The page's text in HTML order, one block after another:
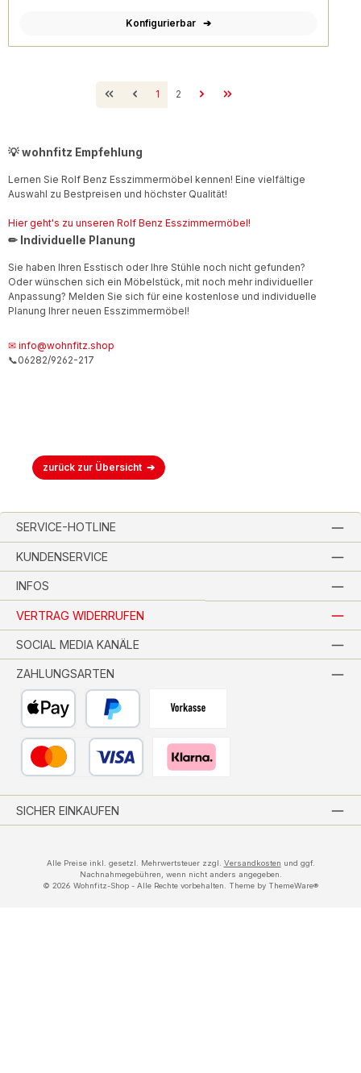
Konfigurierbar
Seite
1 Seite
2
💡 wohnfitz Empfehlung
Lernen Sie Rolf Benz Esszimmermöbel kennen! Eine vielfältige
Auswahl zu Bestpreisen und höchster Qualität!
Hier geht's zu unseren Rolf Benz Esszimmermöbel!
✏ Individuelle Planung
Sie haben Ihren Esstisch oder Ihre Stühle noch nicht gefunden?
Oder wünschen sich ein Möbelstück, mit noch mehr individueller
Anpassung? Melden Sie sich für eine kostenlose und individuelle
Planung Ihrer neuen Esszimmermöbel!
✉ info@wohnfitz.shop
📞06282/9262-217
zurück zur Übersicht
SERVICE-HOTLINE
KUNDENSERVICE
INFOS
VERTRAG WIDERRUFEN
ZAHLUNGSARTEN
SOCIAL MEDIA KANÄLE
SICHER EINKAUFEN
Alle Preise inkl. gesetzl. Mehrwertsteuer zzgl. Versandkosten und ggf.
Nachnahmegebühren, wenn nicht anders angegeben.
© 2026 Wohnfitz-Shop - Alle Rechte vorbehalten. Theme by ThemeWare®